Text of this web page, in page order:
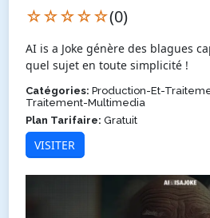
☆☆☆☆☆(0)
AI is a Joke génère des blagues
quel sujet en toute simplicité !
Catégories: Production-Et-
Traitement-Multimedia
Plan Tarifaire: Gratuit
VISITER